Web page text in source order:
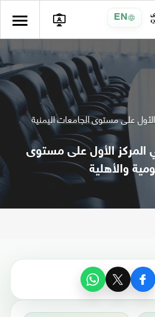
EN
على مستوى الجامعات اليمنية
المركز الأول على مستوى
والأهلية